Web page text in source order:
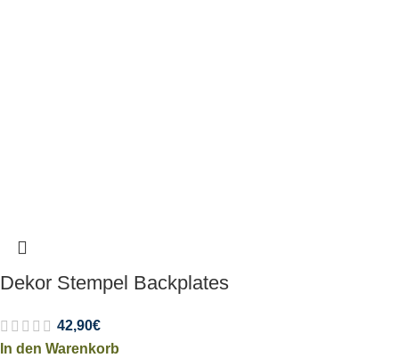
Dekor Stempel Backplates
42,90€
In den Warenkorb